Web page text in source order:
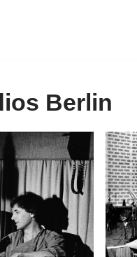
Berlin